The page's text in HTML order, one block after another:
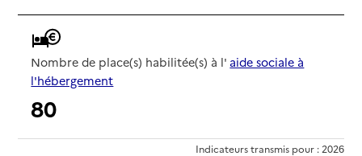
Nombre de place(s) habilitée(s) à l' aide sociale à
l'hébergement
80
Indicateurs transmis pour : 2026